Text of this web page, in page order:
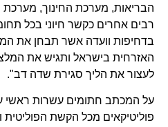
הבריאות, מערכת החינוך, מערכת
רבים אחרים כקשר חיוני בכל תחומי
בדחיפות וועדה אשר תבחן את
האזרחית בישראל ותגיש את
לעצור את הליך סגירת שדה דב".
על המכתב חתומים עשרות ראשי
פוליטיקאים מכל הקשת הפוליטית